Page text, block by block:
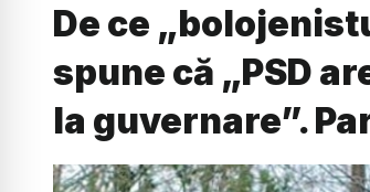
De ce
spune că „PSD
la guvernare”.